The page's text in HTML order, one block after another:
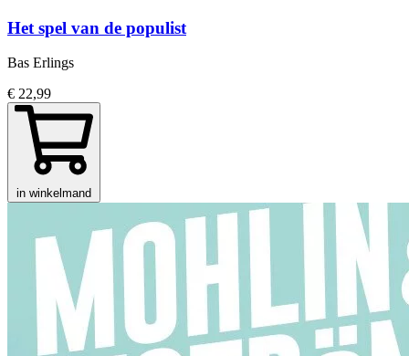
Het spel van de populist
Bas Erlings
€ 22,99
in winkelmand